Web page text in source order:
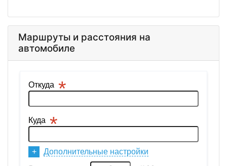
Маршруты и расстояния на
автомобиле